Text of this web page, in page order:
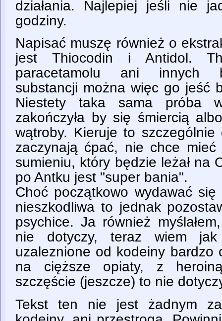
działania. Najlepiej jeśli nie
godziny.
Napisać muszę również o
jest Thiocodin i Antidol.
paracetamolu ani innych
substancji można więc go jeść
Niestety taka sama próba
zakończyła by się śmiercią
wątroby. Kieruje to
zaczynają ćpać, nie chce
sumieniu, który będzie leżał na
po Antku jest "super bania".
Choć początkowo wydawać
nieszkodliwa to jednak
psychice. Ja również
nie dotyczy, teraz wiem jak
uzaleznione od kodeiny bardzo
na cięższe opiaty, z
szczęście (jeszcze) to nie
Tekst ten nie jest żadnym